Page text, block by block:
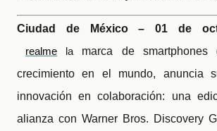
Ciudad de México – 01 de
realme la marca de
crecimiento en el mundo, anuncia
innovación en colaboración: una
alianza con Warner Bros. Discovery